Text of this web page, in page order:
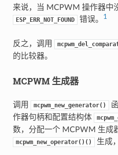
来说，当 MCPWM 操作器中
ESP_ERR_NOT_FOUND 错误。 1
反之，调用
的比较器。
MCPWM 生成器
调用 mcpwm_new_generator()
作器句柄和配置结构体
数，分配一个 MCPWM 生成
mcpwm_new_operator()() 生成